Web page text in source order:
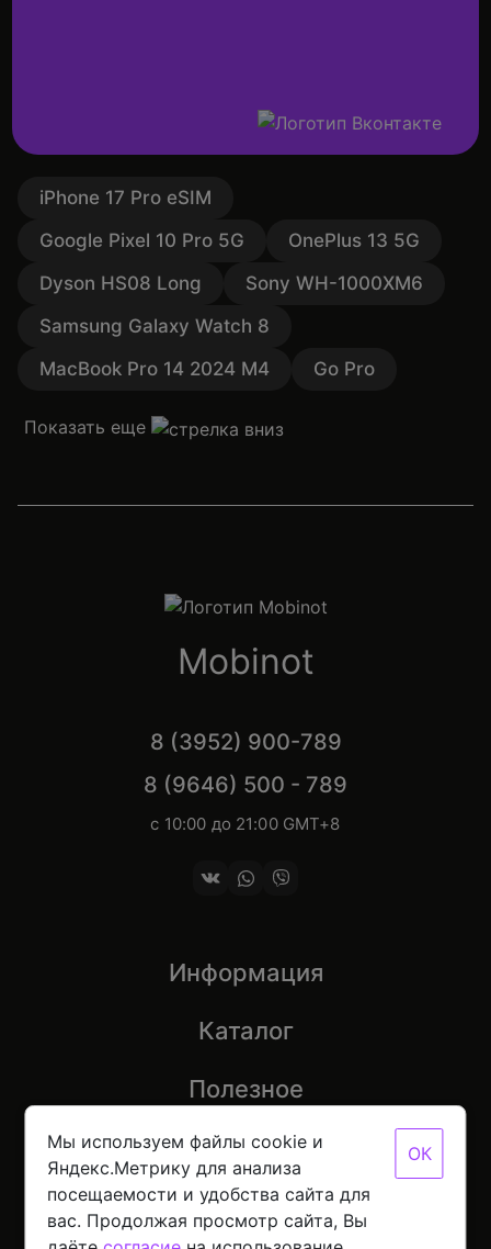
Мы используем файлы cookie и
Яндекс.Метрику для анализа
посещаемости и удобства сайта для
вас. Продолжая просмотр сайта, Вы
ОК
iPhone 17 Pro eSIM
Google Pixel 10 Pro 5G
OnePlus 13 5G
Dyson HS08 Long
Sony WH-1000XM6
Samsung Galaxy Watch 8
MacBook Pro 14 2024 M4
Go Pro
Показать еще
Mobinot
8 (3952) 900-789
8 (9646) 500 - 789
с 10:00 до 21:00 GMT+8
Информация
Каталог
Полезное
© 2026 Mobinot — Магазин низких цен на всю
цифровую технику